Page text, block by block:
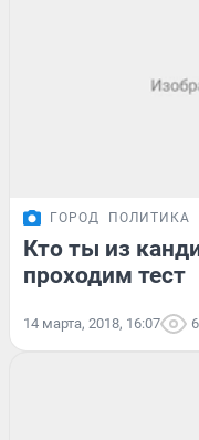
ГОРОД ПОЛИТИКА
Кто ты из
проходим тест
14 марта, 2018, 16:07 6